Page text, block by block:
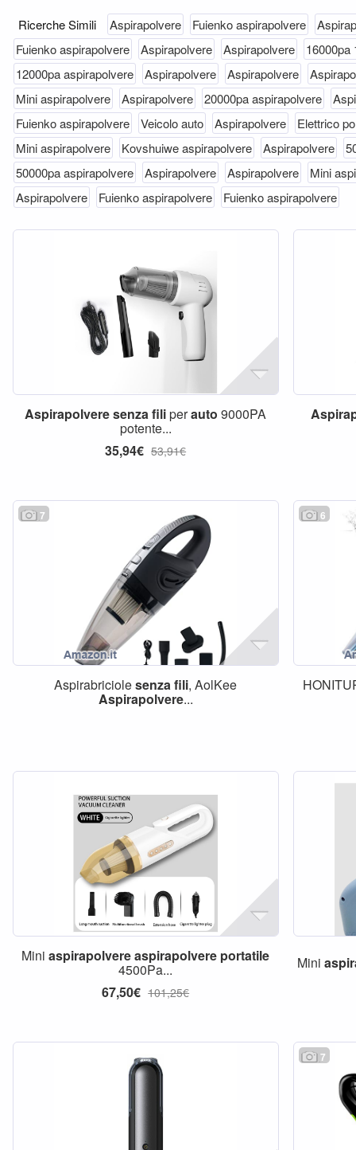
Ricerche Simili Aspirapolvere Fuienko aspirapolvere
Fuienko aspirapolvere
Aspirapolvere Aspirapolvere
16000pa
12000pa aspirapolvere
Aspirapolvere Aspirapolvere
Mini aspirapolvere
Aspirapolvere 20000pa aspirapolvere
Fuienko aspirapolvere
Veicolo auto Aspirapolvere
Elettrico
Mini aspirapolvere
Kovshuiwe aspirapolvere Aspirapolvere
50000pa aspirapolvere
Aspirapolvere Aspirapolvere
Mini
Aspirapolvere
Fuienko aspirapolvere Fuienko aspirapolvere
Aspirapolveresenzafiliperauto 9000PA
potente...
35,94€ 53,91€
7
Aspirabriciolesenzafili, AolKee
Aspirapolvere...
6
Miniaspirapolvereaspirapolvere portatile
4500Pa...
67,50€ 101,25€
Mini
7